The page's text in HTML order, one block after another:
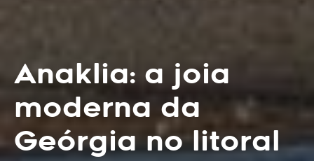
Anaklia: a joia
moderna da
Geórgia no litoral